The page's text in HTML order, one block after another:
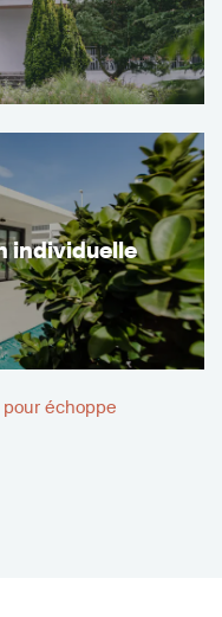
individuelle
échoppe